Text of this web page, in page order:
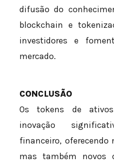
difusão do
blockchain e
investidores e
mercado.
CONCLUSÃO
Os tokens de
inovação
financeiro, oferecendo
mas também novos